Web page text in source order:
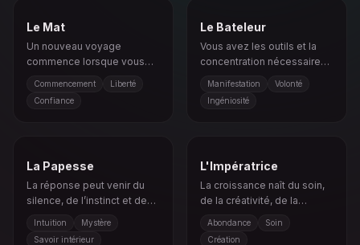
Le Mat
Un nouveau voyage
commence lorsque vous
avancez avec ouverture et
Commencement
Liberté
Confiance
Le Bateleur
Vous avez les outils et la
concentration nécessaires
pour transformer une vision
l’action.
Manifestation
Volonté
Ingéniosité
La Papesse
La réponse peut venir du
silence, de l’instinct et de
ce qui n’est pas encore
Intuition
Mystère
Savoir intérieur
L'Impératrice
La croissance naît du soin,
de la créativité, de la
Abondance
Soin
Création